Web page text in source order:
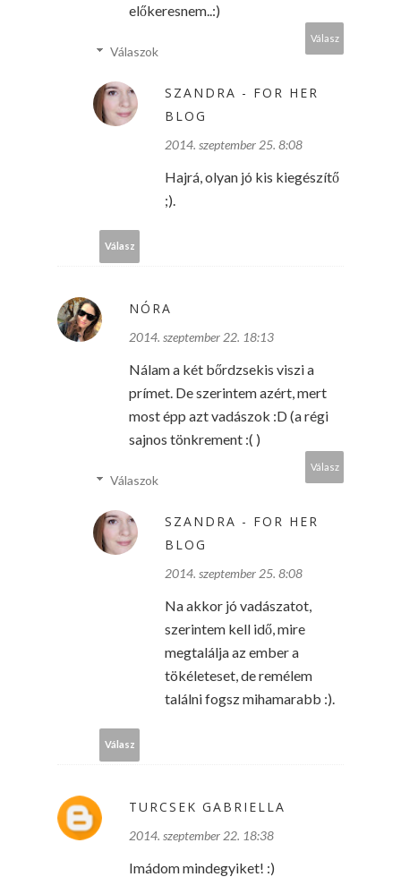
előkeresnem..:)
Válasz
Válaszok
SZANDRA - FOR HER
BLOG
2014. szeptember 25. 8:08
Hajrá, olyan jó kis kiegészítő
;).
Válasz
NÓRA
2014. szeptember 22. 18:13
Nálam a két bőrdzsekis viszi a
prímet. De szerintem azért, mert
most épp azt vadászok :D (a régi
sajnos tönkrement :( )
Válasz
Válaszok
SZANDRA - FOR HER
BLOG
2014. szeptember 25. 8:08
Na akkor jó vadászatot,
szerintem kell idő, mire
megtalálja az ember a
tökéleteset, de remélem
találni fogsz mihamarabb :).
Válasz
TURCSEK GABRIELLA
2014. szeptember 22. 18:38
Imádom mindegyiket! :)